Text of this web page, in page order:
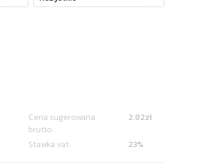
Cena sugerowana
brutto:
2.82zł
Stawka vat: 23%